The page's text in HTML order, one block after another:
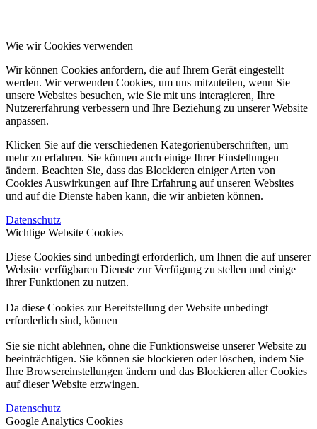
Wie wir Cookies verwenden
Wir können Cookies anfordern, die auf Ihrem Gerät eingestellt
werden. Wir verwenden Cookies, um uns mitzuteilen, wenn Sie
unsere Websites besuchen, wie Sie mit uns interagieren, Ihre
Nutzererfahrung verbessern und Ihre Beziehung zu unserer Website
anpassen.
Klicken Sie auf die verschiedenen Kategorienüberschriften, um
mehr zu erfahren. Sie können auch einige Ihrer Einstellungen
ändern. Beachten Sie, dass das Blockieren einiger Arten von
Cookies Auswirkungen auf Ihre Erfahrung auf unseren Websites
und auf die Dienste haben kann, die wir anbieten können.
Datenschutz
Wichtige Website Cookies
Diese Cookies sind unbedingt erforderlich, um Ihnen die auf unserer
Website verfügbaren Dienste zur Verfügung zu stellen und einige
ihrer Funktionen zu nutzen.
Da diese Cookies zur Bereitstellung der Website unbedingt
erforderlich sind, können
Sie sie nicht ablehnen, ohne die Funktionsweise unserer Website zu
beeinträchtigen. Sie können sie blockieren oder löschen, indem Sie
Ihre Browsereinstellungen ändern und das Blockieren aller Cookies
auf dieser Website erzwingen.
Datenschutz
Google Analytics Cookies